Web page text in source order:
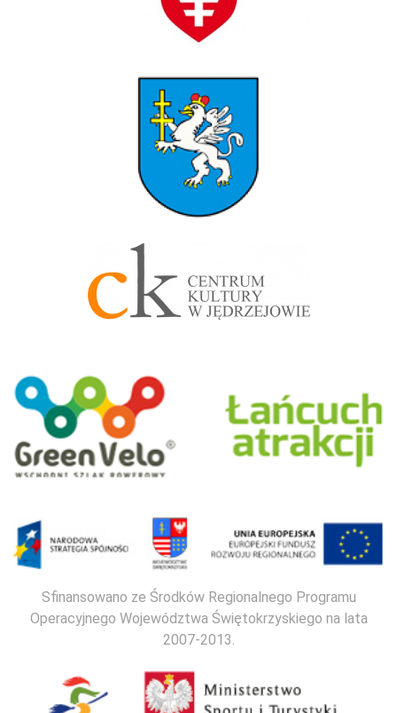
Sfinansowano ze Środków Regionalnego Programu
Operacyjnego Województwa Świętokrzyskiego na lata
2007-2013.